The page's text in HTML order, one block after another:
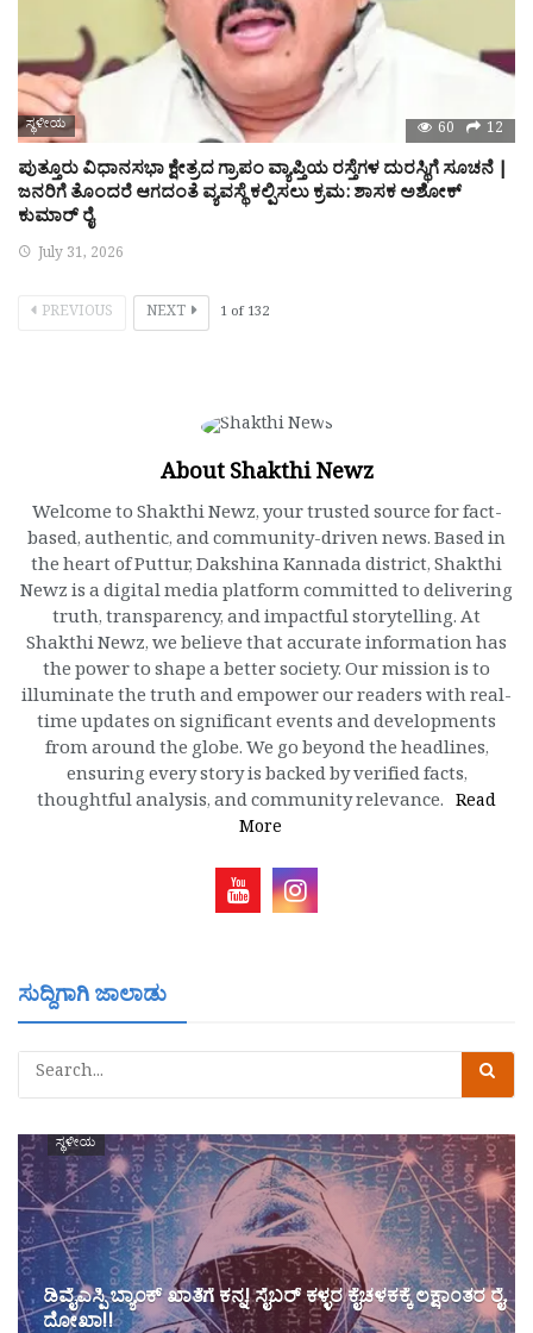
ಸ್ಥಳೀಯ 60 12
ಪುತ್ತೂರು ವಿಧಾನಸಭಾ ಕ್ಷೇತ್ರದ ಗ್ರಾಪಂ ವ್ಯಾಪ್ತಿಯ ರಸ್ತೆಗಳ ದುರಸ್ಥಿಗೆ ಸೂಚನೆ |
ಜನರಿಗೆ ತೊಂದರೆ ಆಗದಂತೆ ವ್ಯವಸ್ಥೆ ಕಲ್ಪಿಸಲು ಕ್ರಮ: ಶಾಸಕ ಅಶೋಕ್
ಕುಮಾರ್ ರೈ
July 31, 2026
PREVIOUS NEXT 1 of132
About Shakthi Newz
Welcome to Shakthi Newz, your trusted source for fact-
based, authentic, and community-driven news. Based in
the heart of Puttur, Dakshina Kannada district, Shakthi
Newz is a digital media platform committed to delivering
truth, transparency, and impactful storytelling. At
Shakthi Newz, we believe that accurate information has
the power to shape a better society. Our mission is to
illuminate the truth and empower our readers with real-
time updates on significant events and developments
from around the globe. We go beyond the headlines,
ensuring every story is backed by verified facts,
thoughtful analysis, and community relevance. Read
More
ಸುದ್ದಿಗಾಗಿ ಜಾಲಾಡು
ಸ್ಥಳೀಯ
ಡಿವೈಎಸ್ಪಿ ಬ್ಯಾಂಕ್ ಖಾತೆಗೆ ಕನ್ನ! ಸೈಬರ್ ಕಳ್ಳರ ಕೈಚಳಕಕ್ಕೆ ಲಕ್ಷಾಂತರ ರೈ.
ದೋಖಾ!!